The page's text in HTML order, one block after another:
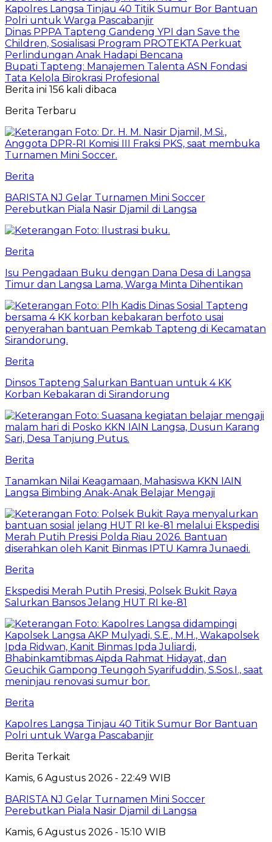
Kapolres Langsa Tinjau 40 Titik Sumur Bor Bantuan
Polri untuk Warga Pascabanjir
Dinas PPPA Tapteng Gandeng YPI dan Save the
Children, Sosialisasi Program PROTEKTA Perkuat
Perlindungan Anak Hadapi Bencana
Bupati Tapteng: Manajemen Talenta ASN Fondasi
Tata Kelola Birokrasi Profesional
Berita ini 156 kali dibaca
Berita Terbaru
Berita
BARISTA NJ Gelar Turnamen Mini Soccer
Perebutkan Piala Nasir Djamil di Langsa
Berita
Isu Pengadaan Buku dengan Dana Desa di Langsa
Timur dan Langsa Lama, Warga Minta Dihentikan
Berita
Dinsos Tapteng Salurkan Bantuan untuk 4 KK
Korban Kebakaran di Sirandorung
Berita
Tanamkan Nilai Keagamaan, Mahasiswa KKN IAIN
Langsa Bimbing Anak-Anak Belajar Mengaji
Berita
Ekspedisi Merah Putih Presisi, Polsek Bukit Raya
Salurkan Bansos Jelang HUT RI ke-81
Berita
Kapolres Langsa Tinjau 40 Titik Sumur Bor Bantuan
Polri untuk Warga Pascabanjir
Berita Terkait
Kamis, 6 Agustus 2026 - 22:49 WIB
BARISTA NJ Gelar Turnamen Mini Soccer
Perebutkan Piala Nasir Djamil di Langsa
Kamis, 6 Agustus 2026 - 15:10 WIB